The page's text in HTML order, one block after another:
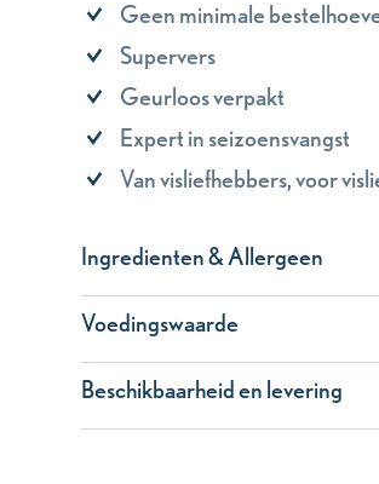
Geen minimale
Supervers
Geurloos verpakt
Expert in seizoensvangst
Van visliefhebbers, voor
Ingredienten & Allergeen
Voedingswaarde
Beschikbaarheid en levering